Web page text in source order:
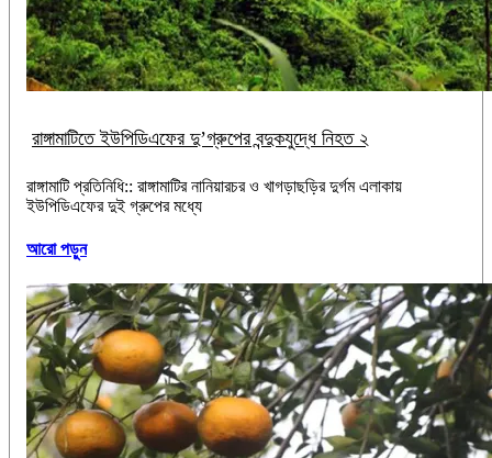
রাঙ্গামাটিতে ইউপিডিএফের দু’গ্রুপের বন্দুকযুদ্ধে নিহত ২
রাঙ্গামাটি প্রতিনিধি:: রাঙ্গামাটির নানিয়ারচর ও খাগড়াছড়ির দুর্গম এলাকায়
ইউপিডিএফের দুই গ্রুপের মধ্যে
আরো পড়ুন